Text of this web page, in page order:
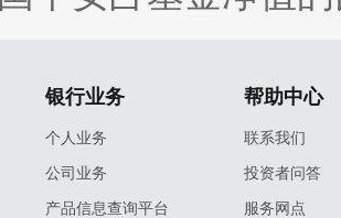
银行业务
个人业务
公司业务
产品信息查询平台
帮助中心
联系我们
投资者问答
服务网点